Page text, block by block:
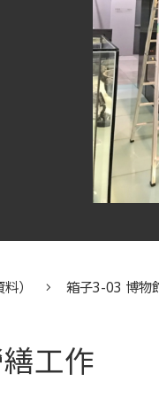
） 箱子3-03 博物
工作